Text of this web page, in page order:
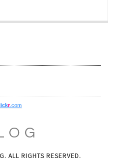
r.com
ALL RIGHTS RESERVED.